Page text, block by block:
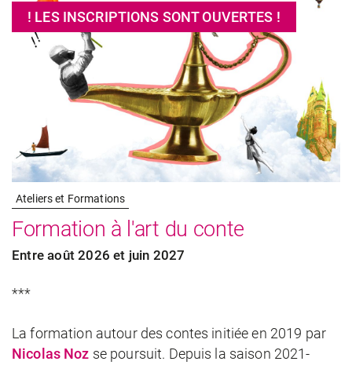
! LES INSCRIPTIONS SONT OUVERTES !
Ateliers et Formations
Formation à l'art du conte
Entre août 2026 et juin 2027
***
La formation autour des contes initiée en 2019 par
Nicolas Noz se poursuit. Depuis la saison 2021-